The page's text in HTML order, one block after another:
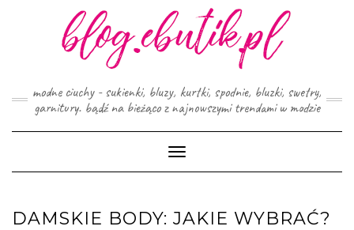
modne ciuchy - sukienki, bluzy, kurtki, spodnie, bluzki, swetry,
garnitury. bądź na bieżąco z najnowszymi trendami w modzie
Toggle
Navigation
DAMSKIE BODY: JAKIE WYBRAĆ?